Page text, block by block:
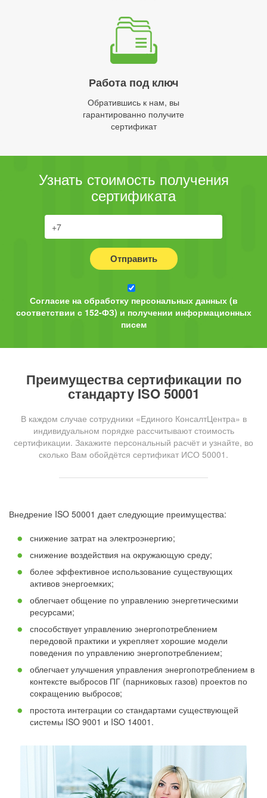
Работа под ключ
Обратившись к нам, вы
гарантированно получите
сертификат
Узнать стоимость получения
сертификата
Отправить
Согласие на обработку персональных данных (в
соответствии с 152-ФЗ) и получении информационных
писем
Преимущества сертификации по
стандарту ISO 50001
В каждом случае сотрудники «Единого КонсалтЦентра» в
индивидуальном порядке рассчитывают стоимость
сертификации. Закажите персональный расчёт и узнайте, во
сколько Вам обойдётся сертификат ИСО 50001.
Внедрение ISO 50001 дает следующие преимущества:
снижение затрат на электроэнергию;
снижение воздействия на окружающую среду;
более эффективное использование существующих
активов энергоемких;
облегчает общение по управлению энергетическими
ресурсами;
способствует управлению энергопотреблением
передовой практики и укрепляет хорошие модели
поведения по управлению энергопотреблением;
облегчает улучшения управления энергопотреблением в
контексте выбросов ПГ (парниковых газов) проектов по
сокращению выбросов;
простота интеграции со стандартами существующей
системы ISO 9001 и ISO 14001.